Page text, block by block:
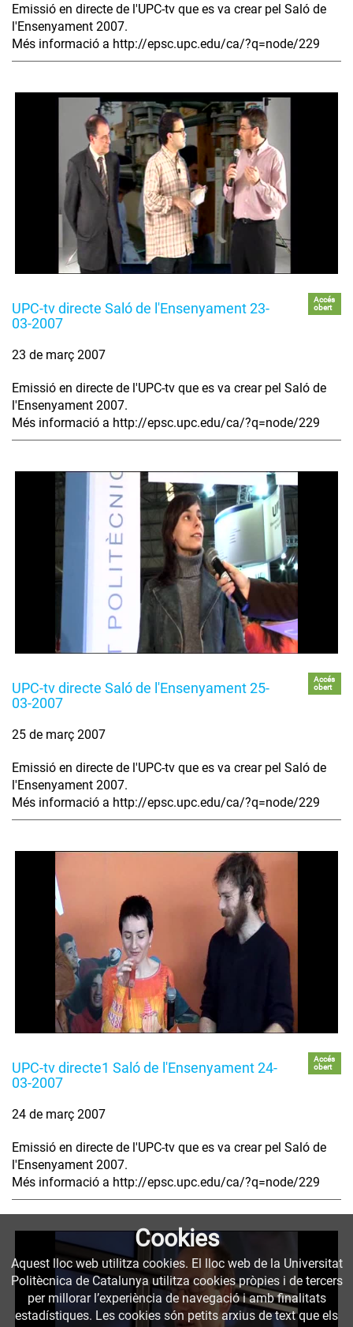
Emissió en directe de l'UPC-tv que es va crear pel Saló de
l'Ensenyament 2007.
Més informació a http://epsc.upc.edu/ca/?q=node/229
UPC-tv directe Saló de l'Ensenyament 23-
03-2007
Accés
obert
23 de març 2007
Emissió en directe de l'UPC-tv que es va crear pel Saló de
l'Ensenyament 2007.
Més informació a http://epsc.upc.edu/ca/?q=node/229
UPC-tv directe Saló de l'Ensenyament 25-
03-2007
Accés
obert
25 de març 2007
Emissió en directe de l'UPC-tv que es va crear pel Saló de
l'Ensenyament 2007.
Més informació a http://epsc.upc.edu/ca/?q=node/229
UPC-tv directe1 Saló de l'Ensenyament 24-
03-2007
Accés
obert
24 de març 2007
Emissió en directe de l'UPC-tv que es va crear pel Saló de
l'Ensenyament 2007.
Més informació a http://epsc.upc.edu/ca/?q=node/229
Cookies
Aquest lloc web utilitza cookies. El lloc web de la Universitat
Politècnica de Catalunya utilitza cookies pròpies i de tercers
per millorar l’experiència de navegació i amb finalitats
estadístiques. Les cookies són petits arxius de text que els